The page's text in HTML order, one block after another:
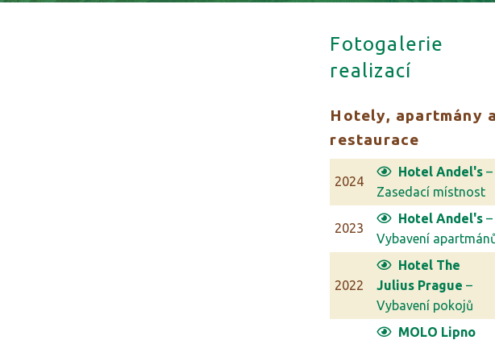
Fotogalerie
realizací
Hotely, apartmány
restaurace
2024
Hotel Andel's –
Zasedací místnost
2023
Hotel Andel's –
Vybavení
2022
Hotel The
Julius Prague –
Vybavení pokojů
MOLO Lipno